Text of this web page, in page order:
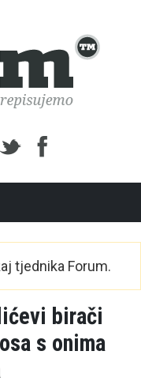
tjednika Forum.
birači
s onima